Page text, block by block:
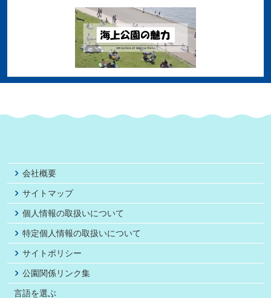
会社概要
サイトマップ
個人情報の取扱いについて
特定個人情報の取扱いについて
サイトポリシー
公園関係リンク集
言語を選ぶ